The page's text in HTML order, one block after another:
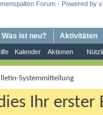
Kalender Aktionen
Was ist neu? Aktivitäten
Systemmitteilung
Ihr erster